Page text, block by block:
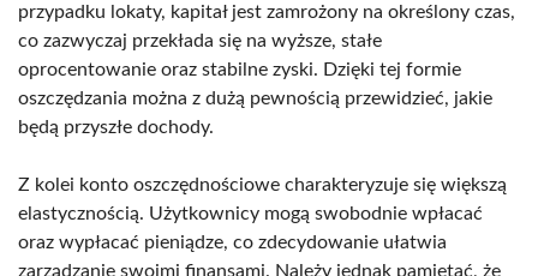
przypadku lokaty, kapitał jest zamrożony na określony czas,
co zazwyczaj przekłada się na wyższe, stałe
oprocentowanie oraz stabilne zyski. Dzięki tej formie
oszczędzania można z dużą pewnością przewidzieć, jakie
będą przyszłe dochody.
Z kolei konto oszczędnościowe charakteryzuje się większą
elastycznością. Użytkownicy mogą swobodnie wpłacać
oraz wypłacać pieniądze, co zdecydowanie ułatwia
zarządzanie swoimi finansami. Należy jednak pamiętać, że